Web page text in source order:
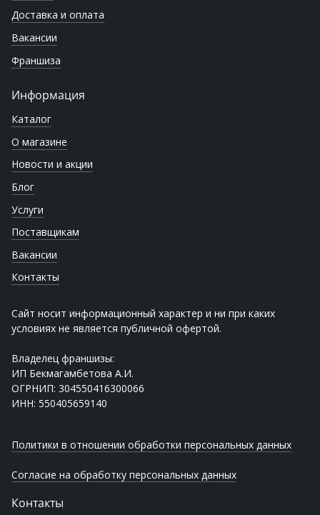
Доставка и оплата
Вакансии
Франшиза
Информация
Каталог
О магазине
Новости и акции
Блог
Услуги
Поставщикам
Вакансии
Контакты
Сайт носит информационный характер и ни при каких
условиях не является публичной офертой.
Владелец франшизы:
ИП Бекмагамбетова А.И.
ОГРНИП: 304550416300066
ИНН: 550405659140
Политики в отношении обработки персональных данных
Согласие на обработку персональных данных
Контакты